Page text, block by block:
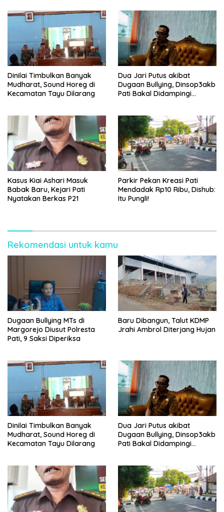
Dinilai Timbulkan Banyak
Mudharat, Sound Horeg di
Kecamatan Tayu Dilarang
Dua Jari Putus akibat
Dugaan Bullying, Dinsop3akb
Pati Bakal Didampingi
Kasus Kiai Ashari Masuk
Babak Baru, Kejari Pati
Nyatakan Berkas P21
Parkir Pekan Kreasi Pati
Mendadak Rp10 Ribu, Dishub:
Itu Pungli!
Rekomendasi untuk kamu
Dugaan Bullying MTs di
Margorejo Diusut Polresta
Pati, 9 Saksi Diperiksa
Baru Dibangun, Talut KDMP
Jrahi Ambrol Diterjang Hujan
Dinilai Timbulkan Banyak
Mudharat, Sound Horeg di
Kecamatan Tayu Dilarang
Dua Jari Putus akibat
Dugaan Bullying, Dinsop3akb
Pati Bakal Didampingi